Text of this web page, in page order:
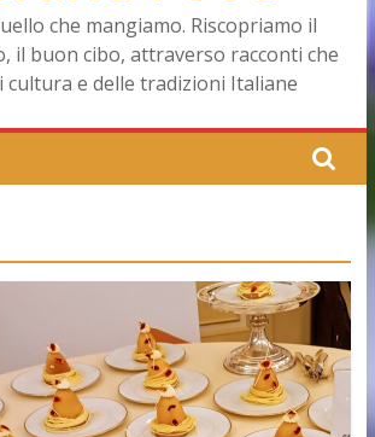
che mangiamo. Riscopriamo il
il buon cibo, attraverso racconti che
cultura e delle tradizioni Italiane